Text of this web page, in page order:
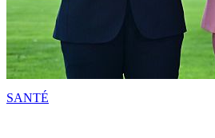
SANTÉ